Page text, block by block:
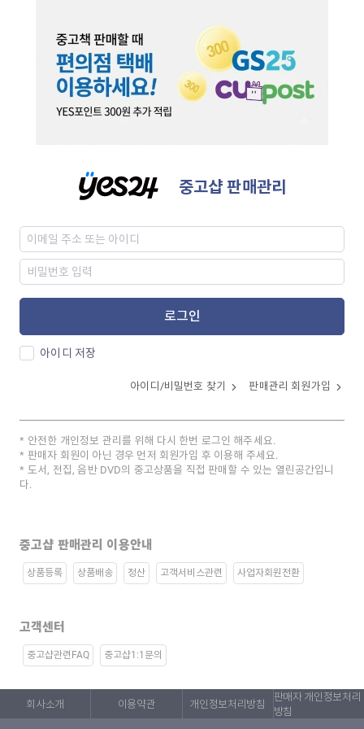
중고샵 판매관리
로그인
아이디 저장
아이디/비밀번호 찾기 판매관리 회원가입
안전한 개인정보 관리를 위해 다시 한번 로그인 해주세요.
판매자 회원이 아닌 경우 먼저 회원가입 후 이용해 주세요.
도서, 전집, 음반 DVD의 중고상품을 직접 판매할 수 있는 열린공간입니
다.
중고샵 판매관리 이용안내
상품등록 상품배송 정산 고객서비스관련 사업자회원전환
고객센터
중고샵관련FAQ 중고샵1:1문의
회사소개 이용약관 개인정보처리방침
판매자 개인정보처리
방침